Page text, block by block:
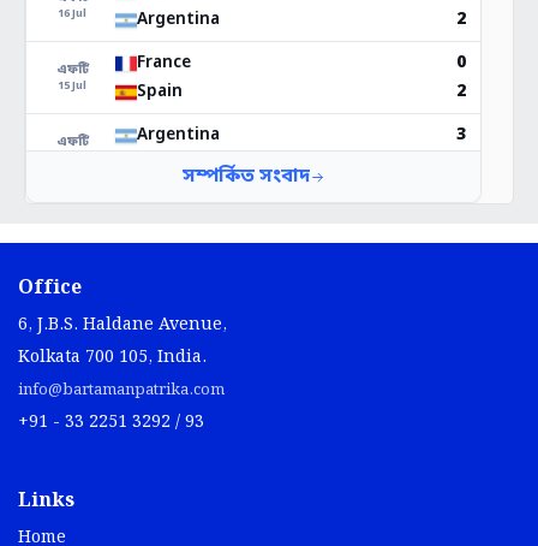
Office
6, J.B.S. Haldane Avenue,
Kolkata 700 105, India.
info@bartamanpatrika.com
+91 - 33 2251 3292 / 93
Links
Home